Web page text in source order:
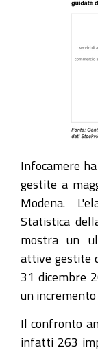
Infocamere
gestite a
Modena.
Statistica
mostra un
attive gestite
31 dicembre
un incremento
Il confronto
infatti 263